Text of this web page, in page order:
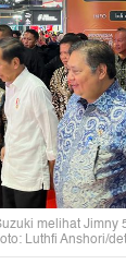
melihat Jimny
Luthfi Anshori/